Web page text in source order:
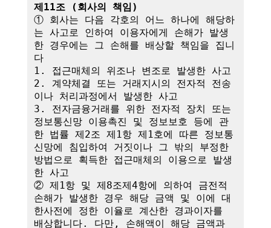
제11조 (회사의 책임)
① 회사는 다음 각호의 어느 하나에 해당하
는 사고로 인하여 이용자에게 손해가 발생
한 경우에는 그 손해를 배상할 책임을 집니
다
1. 접근매체의 위조나 변조로 발생한 사고
2. 계약체결 또는 거래지시의 전자적 전송
이나 처리과정에서 발생한 사고
3. 전자금융거래를 위한 전자적 장치 또는
정보통신망 이용촉진 및 정보보호 등에 관
한 법률 제2조 제1항 제1호에 따른 정보통
신망에 침입하여 거짓이나 그 밖의 부정한
방법으로 획득한 접근매체의 이용으로 발생
한 사고
② 제1항 및 제8조제4항에 의하여 금전적
손해가 발생한 경우 해당 금액 및 이에 대
한사전에 정한 이율로 계산한 경과이자를
배상합니다. 다만, 손해액이 해당 금액과